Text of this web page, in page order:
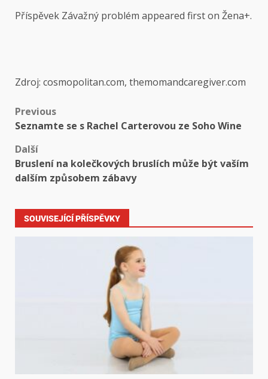
Příspěvek Závažný problém appeared first on Žena+.
Zdroj: cosmopolitan.com, themomandcaregiver.com
Previous
Seznamte se s Rachel Carterovou ze Soho Wine
Další
Bruslení na kolečkových bruslích může být vaším
dalším způsobem zábavy
SOUVISEJÍCÍ PŘÍSPĚVKY